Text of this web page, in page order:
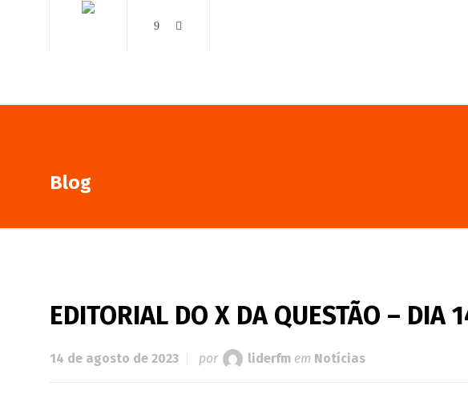
Blog
EDITORIAL DO X DA QUESTÃO –
14 de agosto de 2023 por liderfm em Notícias